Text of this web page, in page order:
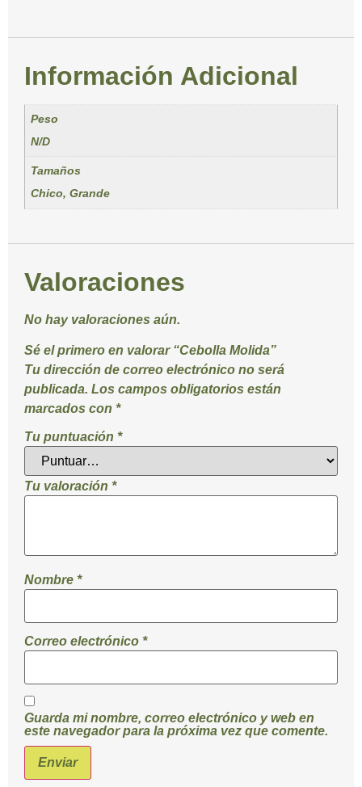
Información Adicional
Peso
N/D
Tamaños
Chico, Grande
Valoraciones
No hay valoraciones aún.
Sé el primero en valorar “Cebolla Molida”
Tu dirección de correo electrónico no será
publicada. Los campos obligatorios están
marcados con *
Tu puntuación *
Tu valoración *
Nombre *
Correo electrónico *
Guarda mi nombre, correo electrónico y web en
este navegador para la próxima vez que comente.